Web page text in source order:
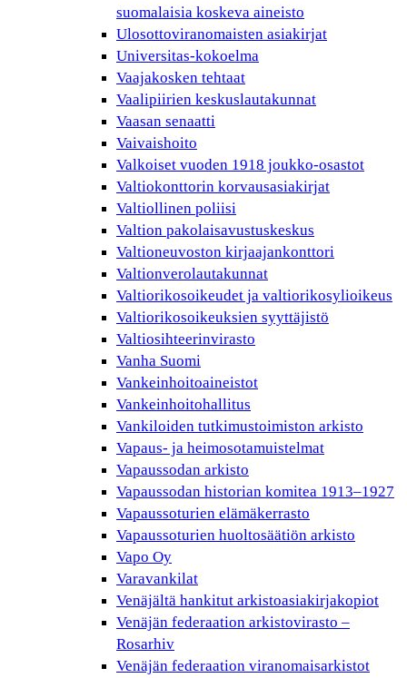
suomalaisia koskeva aineisto
Ulosottoviranomaisten asiakirjat
Universitas-kokoelma
Vaajakosken tehtaat
Vaalipiirien keskuslautakunnat
Vaasan senaatti
Vaivaishoito
Valkoiset vuoden 1918 joukko-osastot
Valtiokonttorin korvausasiakirjat
Valtiollinen poliisi
Valtion pakolaisavustuskeskus
Valtioneuvoston kirjaajankonttori
Valtionverolautakunnat
Valtiorikosoikeudet ja valtiorikosylioikeus
Valtiorikosoikeuksien syyttäjistö
Valtiosihteerinvirasto
Vanha Suomi
Vankeinhoitoaineistot
Vankeinhoitohallitus
Vankiloiden tutkimustoimiston arkisto
Vapaus- ja heimosotamuistelmat
Vapaussodan arkisto
Vapaussodan historian komitea 1913–1927
Vapaussoturien elämäkerrasto
Vapaussoturien huoltosäätiön arkisto
Vapo Oy
Varavankilat
Venäjältä hankitut arkistoasiakirjakopiot
Venäjän federaation arkistovirasto –
Rosarhiv
Venäjän federaation viranomaisarkistot